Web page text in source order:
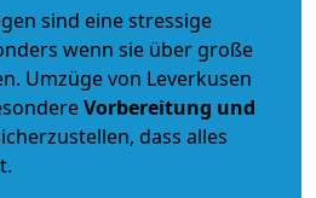
sind eine stressige
wenn sie über große
Umzüge von Leverkusen
Vorbereitung und
dass alles